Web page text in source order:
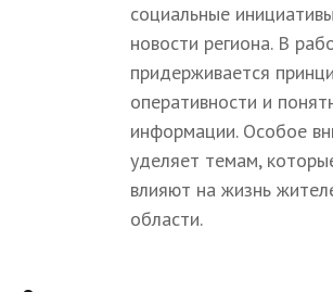
социальные
новости региона. В
придерживается
оперативности и
информации. Особое
уделяет темам,
влияют на жизнь
области.